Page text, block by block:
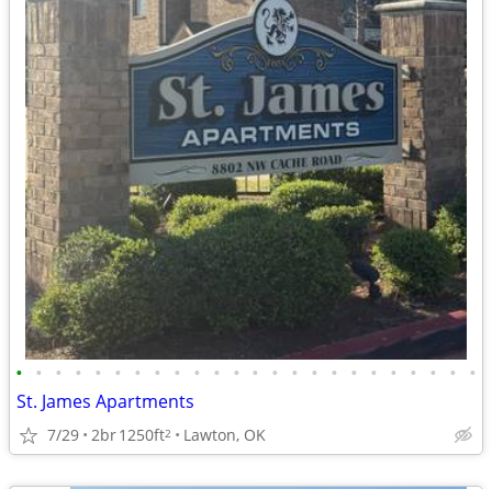
• • • • • • • • • • • • • • • • • • • • • • • •
St. James Apartments
7/29 2br1250ft2 Lawton, OK